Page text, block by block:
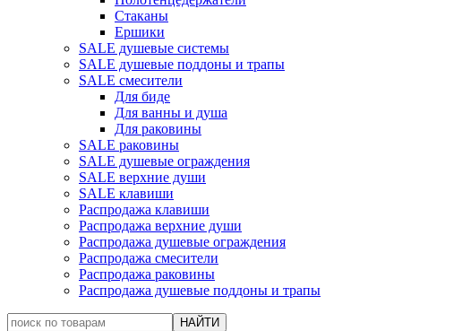
Стаканы
Ершики
SALE душевые системы
SALE душевые поддоны и трапы
SALE смесители
Для биде
Для ванны и душа
Для раковины
SALE раковины
SALE душевые ограждения
SALE верхние души
SALE клавиши
Распродажа клавиши
Распродажа верхние души
Распродажа душевые ограждения
Распродажа смесители
Распродажа раковины
Распродажа душевые поддоны и трапы